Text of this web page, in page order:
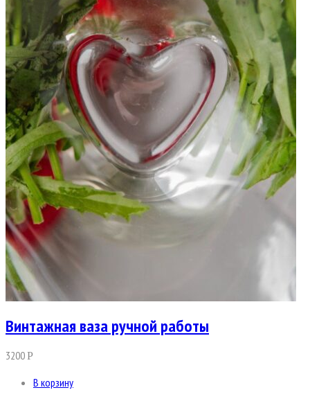
Винтажная ваза ручной работы
3200Р
В корзину